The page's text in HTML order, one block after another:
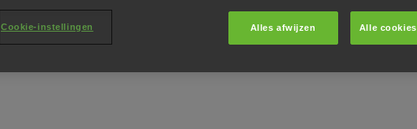
Alles afwijzen Alle
Cookie-instellingen